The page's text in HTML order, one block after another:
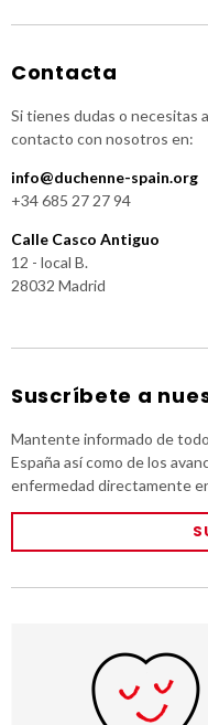
Contacta
Si tienes dudas o necesitas
contacto con nosotros en:
info@duchenne-spain.org
+34 685 27 27 94
Calle Casco Antiguo
12 - local B.
28032 Madrid
Suscríbete a
Mantente informado de
España así como de los
enfermedad directamente